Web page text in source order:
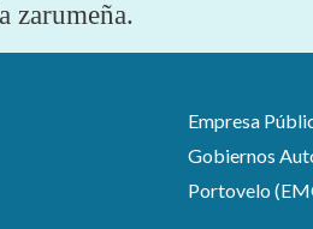
zarumeña.
Empresa
Gobiernos
Portovelo